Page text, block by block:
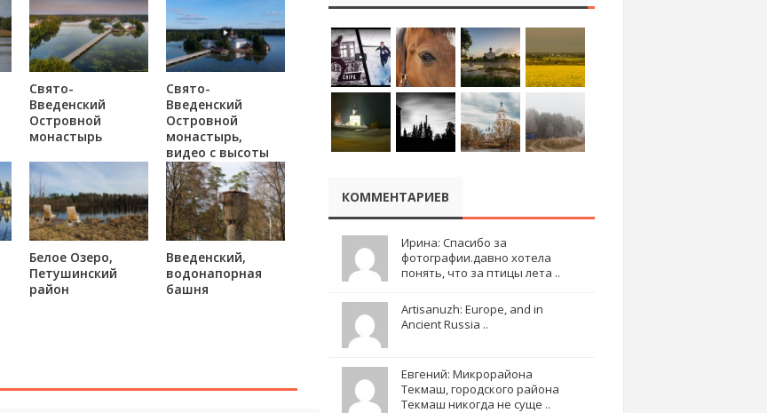
Свято-
Введенский
Островной
монастырь
Свято-
Введенский
Островной
монастырь,
видео с высоты
Белое Озеро,
Петушинский
район
Введенский,
водонапорная
башня
КОММЕНТАРИЕВ
Ирина: Спасибо за
фотографии.давно хотела
понять, что за птицы лета ..
Artisanuzh: Europe, and in
Ancient Russia ..
Евгений: Микрорайона
Текмаш, городского района
Текмаш никогда не суще ..